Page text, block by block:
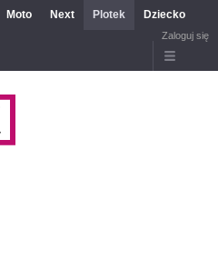
Moto Next Plotek Dziecko
Zaloguj się